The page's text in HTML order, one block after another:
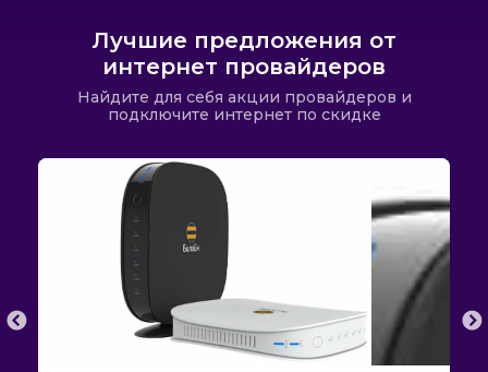
Лучшие предложения от
интернет провайдеров
Найдите для себя акции провайдеров и
подключите интернет по скидке